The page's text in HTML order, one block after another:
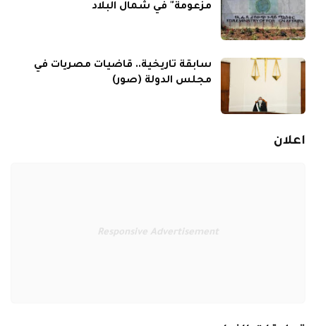
مزعومة" في شمال البلاد
سابقة تاريخية.. قاضيات مصريات في
مجلس الدولة (صور)
اعلان
Responsive Advertisement